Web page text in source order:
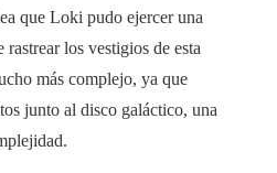
que Loki pudo ejercer una
los vestigios de esta
más complejo, ya que
junto al disco galáctico, una